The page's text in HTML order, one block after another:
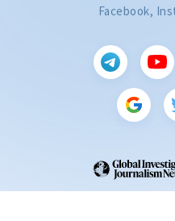
Facebook,